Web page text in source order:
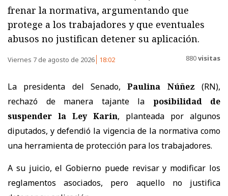
frenar la normativa, argumentando que
protege a los trabajadores y que eventuales
abusos no justifican detener su aplicación.
Viernes 7 de agosto de 2026 18:02 880visitas
La presidenta del Senado, Paulina Núñez (RN),
rechazó de manera tajante la posibilidad de
suspender la Ley Karin, planteada por algunos
diputados, y defendió la vigencia de la normativa como
una herramienta de protección para los trabajadores.
A su juicio, el Gobierno puede revisar y modificar los
reglamentos asociados, pero aquello no justifica